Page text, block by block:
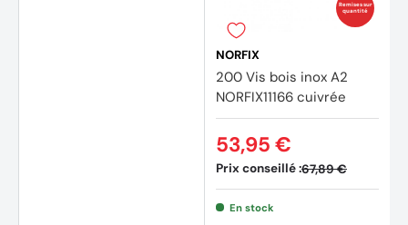
Remises sur
quantité
NORFIX
200 Vis bois inox A2
NORFIX11166 cuivrée
Prix conseillé :67,89 €
53,95 €
En stock